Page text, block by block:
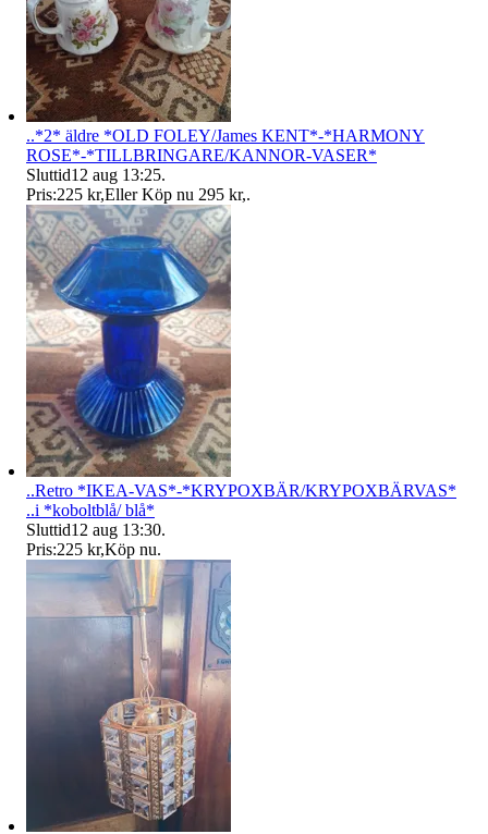
..*2* äldre *OLD FOLEY/James KENT*-*HARMONY
ROSE*-*TILLBRINGARE/KANNOR-VASER*
Sluttid12 aug 13:25.
Pris:225 kr,Eller Köp nu 295 kr,.
..Retro *IKEA-VAS*-*KRYPOXBÄR/KRYPOXBÄRVAS*
..i *koboltblå/ blå*
Sluttid12 aug 13:30.
Pris:225 kr,Köp nu.